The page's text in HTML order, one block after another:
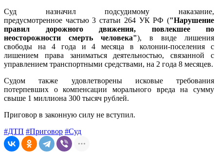
Суд назначил подсудимому наказание,
предусмотренное частью 3 статьи 264 УК РФ ("Нарушение
правил дорожного движения, повлекшее по
неосторожности смерть человека"), в виде лишения
свободы на 4 года и 4 месяца в колонии-поселения с
лишением права заниматься деятельностью, связанной с
управлением транспортными средствами, на 2 года 8 месяцев.
Судом также удовлетворены исковые требования
потерпевших о компенсации морального вреда на сумму
свыше 1 миллиона 300 тысяч рублей.
Приговор в законную силу не вступил.
#ДТП #Приговор #Суд